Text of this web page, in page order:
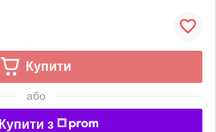
Купити
або
Купити з